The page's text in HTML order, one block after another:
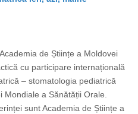
de Științe a Moldovei
cu participare internațională
– stomatologia pediatrică
Mondiale a Sănătății Orale.
sunt Academia de Științe a